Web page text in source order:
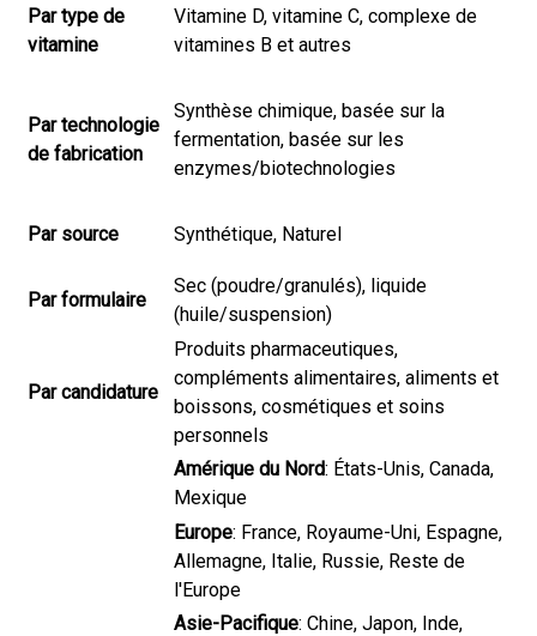
Par type de
vitamine
Vitamine D, vitamine C, complexe de
vitamines B et autres
Par technologie
de fabrication
Synthèse chimique, basée sur la
fermentation, basée sur les
enzymes/biotechnologies
Par source Synthétique, Naturel
Par formulaire
Sec (poudre/granulés), liquide
(huile/suspension)
Par candidature
Produits pharmaceutiques,
compléments alimentaires, aliments et
boissons, cosmétiques et soins
personnels
Amérique du Nord: États-Unis, Canada,
Mexique
Europe: France, Royaume-Uni, Espagne,
Allemagne, Italie, Russie, Reste de
l'Europe
Asie-Pacifique: Chine, Japon, Inde,